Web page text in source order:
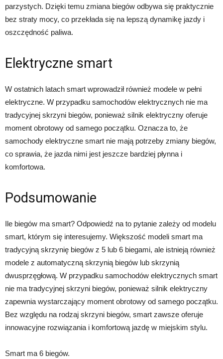
parzystych. Dzięki temu zmiana biegów odbywa się praktycznie
bez straty mocy, co przekłada się na lepszą dynamikę jazdy i
oszczędność paliwa.
Elektryczne smart
W ostatnich latach smart wprowadził również modele w pełni
elektryczne. W przypadku samochodów elektrycznych nie ma
tradycyjnej skrzyni biegów, ponieważ silnik elektryczny oferuje
moment obrotowy od samego początku. Oznacza to, że
samochody elektryczne smart nie mają potrzeby zmiany biegów,
co sprawia, że jazda nimi jest jeszcze bardziej płynna i
komfortowa.
Podsumowanie
Ile biegów ma smart? Odpowiedź na to pytanie zależy od modelu
smart, którym się interesujemy. Większość modeli smart ma
tradycyjną skrzynię biegów z 5 lub 6 biegami, ale istnieją również
modele z automatyczną skrzynią biegów lub skrzynią
dwusprzęgłową. W przypadku samochodów elektrycznych smart
nie ma tradycyjnej skrzyni biegów, ponieważ silnik elektryczny
zapewnia wystarczający moment obrotowy od samego początku.
Bez względu na rodzaj skrzyni biegów, smart zawsze oferuje
innowacyjne rozwiązania i komfortową jazdę w miejskim stylu.
Smart ma 6 biegów.